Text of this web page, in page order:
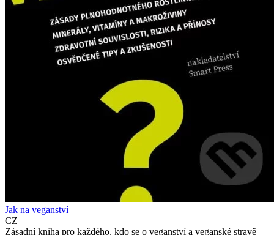
Jak na veganství
CZ
Zásadní kniha pro každého, kdo se o veganství a veganské stravě